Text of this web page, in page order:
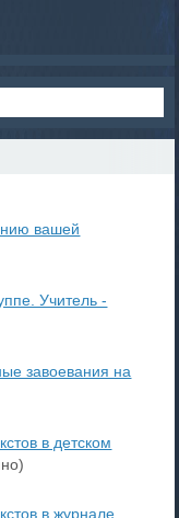
вашей
Учитель -
завоевания на
в детском
в журнале